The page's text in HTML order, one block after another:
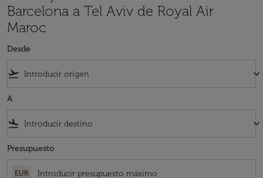
Barcelona a Tel Aviv de Royal Air
Maroc
Desde
flight_takeoff keyboard_arrow_down
A
flight_land keyboard_arrow_down
Presupuesto
EUR